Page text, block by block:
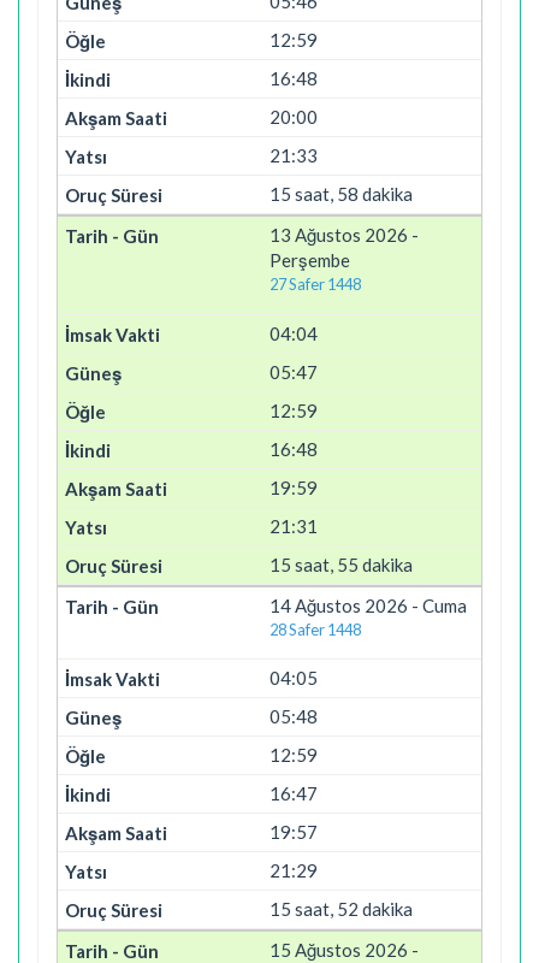
12:59
16:48
20:00
21:33
15 saat, 58 dakika
13 Ağustos 2026 -
Perşembe
27 Safer 1448
04:04
05:47
12:59
16:48
19:59
21:31
15 saat, 55 dakika
14 Ağustos 2026 - Cuma
28 Safer 1448
04:05
05:48
12:59
16:47
19:57
21:29
15 saat, 52 dakika
15 Ağustos 2026 -